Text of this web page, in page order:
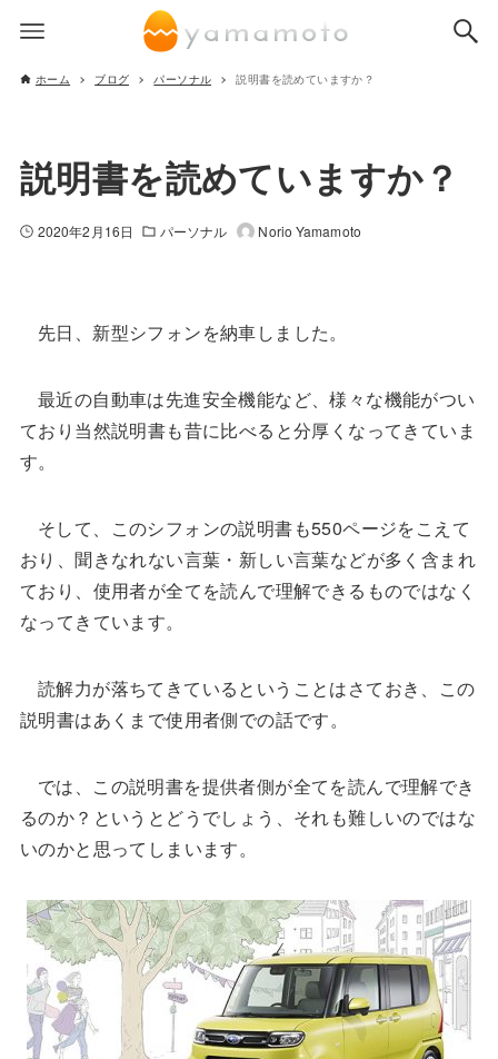
ホーム ブログ パーソナル 説明書を読めていますか？
説明書を読めていますか？
2020年2月16日 パーソナル Norio Yamamoto
先日、新型シフォンを納車しました。
最近の自動車は先進安全機能など、様々な機能がつい
ており当然説明書も昔に比べると分厚くなってきていま
す。
そして、このシフォンの説明書も550ページをこえて
おり、聞きなれない言葉・新しい言葉などが多く含まれ
ており、使用者が全てを読んで理解できるものではなく
なってきています。
読解力が落ちてきているということはさておき、この
説明書はあくまで使用者側での話です。
では、この説明書を提供者側が全てを読んで理解でき
るのか？というとどうでしょう、それも難しいのではな
いのかと思ってしまいます。